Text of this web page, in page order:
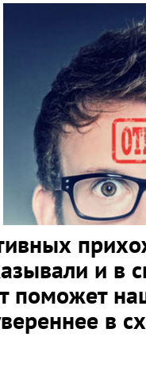
и в
поможет
в